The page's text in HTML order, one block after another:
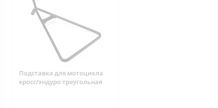
Подставка для мотоцикла
кросс/эндуро треугольная